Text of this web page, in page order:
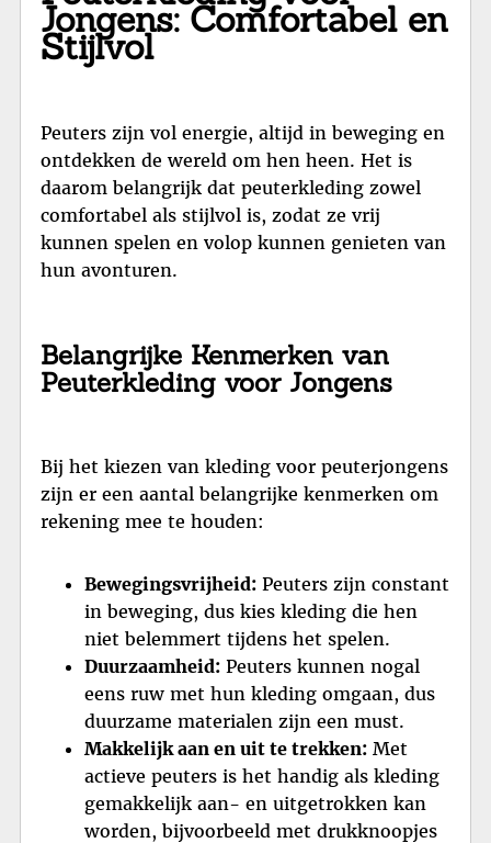
Jongens: Comfortabel en
Stijlvol
Peuters zijn vol energie, altijd in beweging en
ontdekken de wereld om hen heen. Het is
daarom belangrijk dat peuterkleding zowel
comfortabel als stijlvol is, zodat ze vrij
kunnen spelen en volop kunnen genieten van
hun avonturen.
Belangrijke Kenmerken van
Peuterkleding voor Jongens
Bij het kiezen van kleding voor peuterjongens
zijn er een aantal belangrijke kenmerken om
rekening mee te houden:
Bewegingsvrijheid: Peuters zijn constant
in beweging, dus kies kleding die hen
niet belemmert tijdens het spelen.
Duurzaamheid: Peuters kunnen nogal
eens ruw met hun kleding omgaan, dus
duurzame materialen zijn een must.
Makkelijk aan en uit te trekken: Met
actieve peuters is het handig als kleding
gemakkelijk aan- en uitgetrokken kan
worden, bijvoorbeeld met drukknoopjes